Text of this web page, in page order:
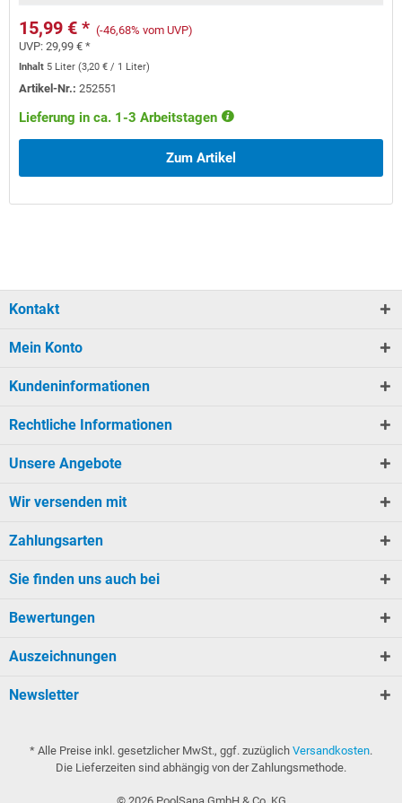
15,99 € * (-46,68% vom UVP)
UVP:29,99 € *
Inhalt 5 Liter(3,20 € / 1 Liter)
Artikel-Nr.:252551
Lieferung in ca. 1-3 Arbeitstagen
Zum Artikel
Kontakt
Mein Konto
Kundeninformationen
Rechtliche Informationen
Unsere Angebote
Wir versenden mit
Zahlungsarten
Sie finden uns auch bei
Bewertungen
Auszeichnungen
Newsletter
* Alle Preise inkl. gesetzlicher MwSt., ggf. zuzüglich Versandkosten.
Die Lieferzeiten sind abhängig von der Zahlungsmethode.